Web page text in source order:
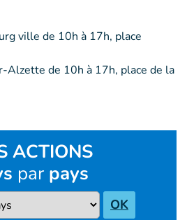
ville de 10h à 17h, place
Alzette de 10h à 17h, place de la
ACTIONS
par pays
OK